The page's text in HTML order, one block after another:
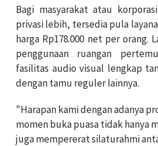
Bagi masyarakat atau
privasi lebih, tersedia pula
harga Rp178.000 net per orang.
penggunaan ruangan
fasilitas audio visual lengkap
dengan tamu reguler lainnya.
"Harapan kami dengan adanya
momen buka puasa tidak hanya
juga mempererat silaturahmi